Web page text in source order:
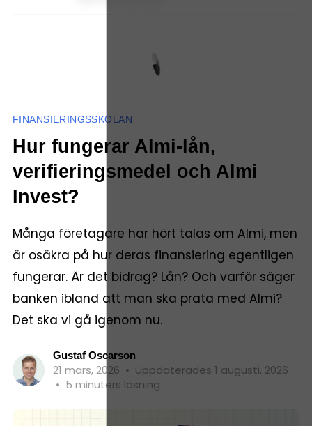
FINANSIERINGSSKOLAN
Hur fungerar Almi-lån,
verifieringsmedel och Almi
Invest?
Många företagare har hört talas om Almi, men
är osäkra på hur deras finansiering egentligen
fungerar. Är det bidrag? Lån? Och varför säger
banken ibland att man ska prata med Almi?
Det ska vi gå igenom nu.
Gustaf Oscarson
21 mars, 2026 • Uppdaterades 1 augusti, 2026
• 5 minuters läsning